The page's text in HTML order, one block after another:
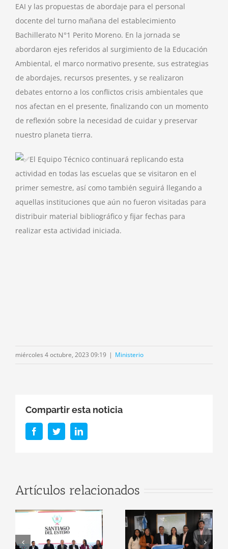
EAI y las propuestas de abordaje para el personal
docente del turno mañana del establecimiento
Bachillerato N°1 Perito Moreno. En la jornada se
abordaron ejes referidos al surgimiento de la Educación
Ambiental, el marco normativo presente, sus estrategias
de abordajes, recursos presentes, y se realizaron
debates entorno a los conflictos crisis ambientales que
nos afectan en el presente, finalizando con un momento
de reflexión sobre la necesidad de cuidar y preservar
nuestro planeta tierra.
El Equipo Técnico continuará replicando esta
actividad en todas las escuelas que se visitaron en el
primer semestre, así como también seguirá llegando a
aquellas instituciones que aún no fueron visitadas para
distribuir material bibliográfico y fijar fechas para
realizar esta actividad iniciada.
miércoles 4 octubre, 2023 09:19 | Ministerio
Compartir esta noticia
FacebookTwitterLinkedIn
Artículos relacionados
Santiago del
Estero será
sede oficial del
Ministerio de
Educación y el
ITSE